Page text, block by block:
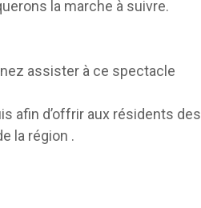
la marche à suivre.
assister à ce spectacle
afin d’offrir aux résidents des
la région .